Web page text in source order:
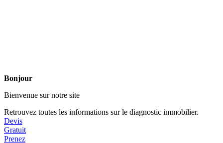
Bonjour
Bienvenue sur notre site
Retrouvez toutes les informations sur le diagnostic immobilier.
Devis
Gratuit
Prenez